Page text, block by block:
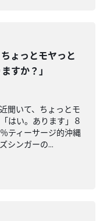
ちょっとモヤっと
すか？」
聞いて、ちょっとモ
はい。あります」８
ティーサージ的沖縄
シンガーの...